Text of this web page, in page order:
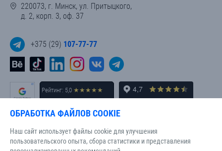
220073, г. Минск, ул. Притыцкого,
д. 2, корп. 3, оф. 37
+375 (29) 107-77-77
Рейтинг: 5,0 ★★★★★
ОБРАБОТКА ФАЙЛОВ COOKIE
Наш сайт использует файлы cookie для улучшения
пользовательского опыта, сбора статистики и представления